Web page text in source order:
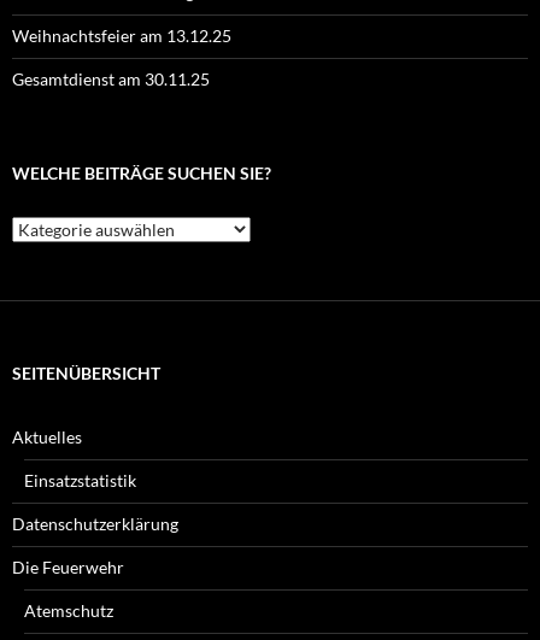
Weihnachtsfeier am 13.12.25
Gesamtdienst am 30.11.25
WELCHE BEITRÄGE SUCHEN SIE?
Welche
Beiträge
SEITENÜBERSICHT
Aktuelles
Einsatzstatistik
Datenschutzerklärung
Die Feuerwehr
Atemschutz